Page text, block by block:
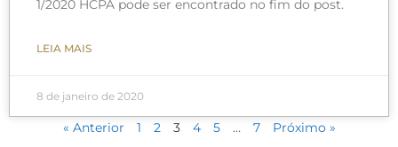
1/2020 HCPA pode ser encontrado no fim do post.
LEIA MAIS
8 de janeiro de 2020
« Anterior 1 2 3 4 5 … 7 Próximo »